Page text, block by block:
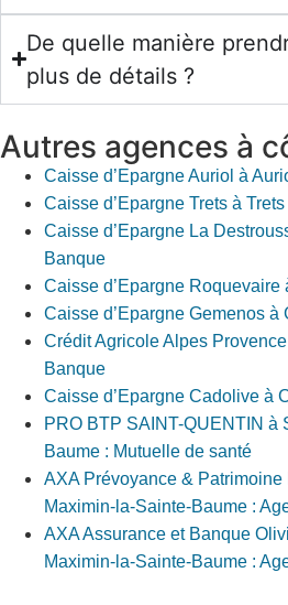
De quelle manière
plus de détails ?
Autres agences à
Caisse d’Epargne Auriol à
Caisse d’Epargne Trets à
Caisse d’Epargne La
Banque
Caisse d’Epargne
Caisse d’Epargne Gemenos à
Crédit Agricole Alpes
Banque
Caisse d’Epargne Cadolive à
PRO BTP SAINT-QUENTIN à
Baume : Mutuelle de santé
AXA Prévoyance &
Maximin-la-Sainte-Baume :
AXA Assurance et Banque
Maximin-la-Sainte-Baume :